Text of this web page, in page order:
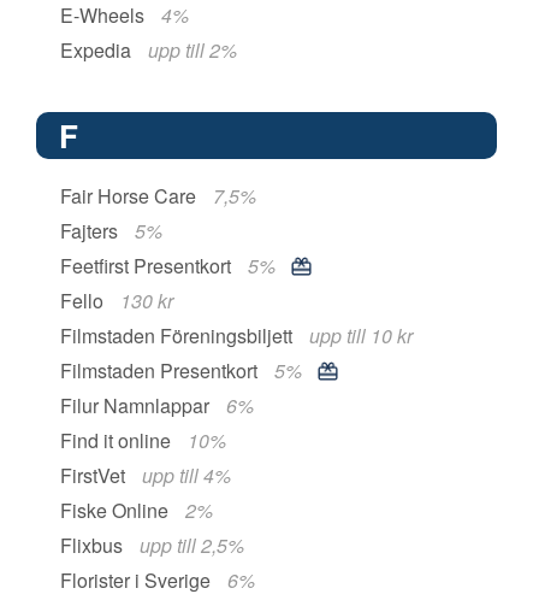
E-Wheels
4%
Expedia
upp till 2%
F
Fair Horse Care
7,5%
Fajters
5%
Feetfirst Presentkort
5%
Fello
130 kr
Filmstaden Föreningsbiljett
upp till 10 kr
Filmstaden Presentkort
5%
Filur Namnlappar
6%
Find it online
10%
FirstVet
upp till 4%
Fiske Online
2%
Flixbus
upp till 2,5%
Florister i Sverige
6%